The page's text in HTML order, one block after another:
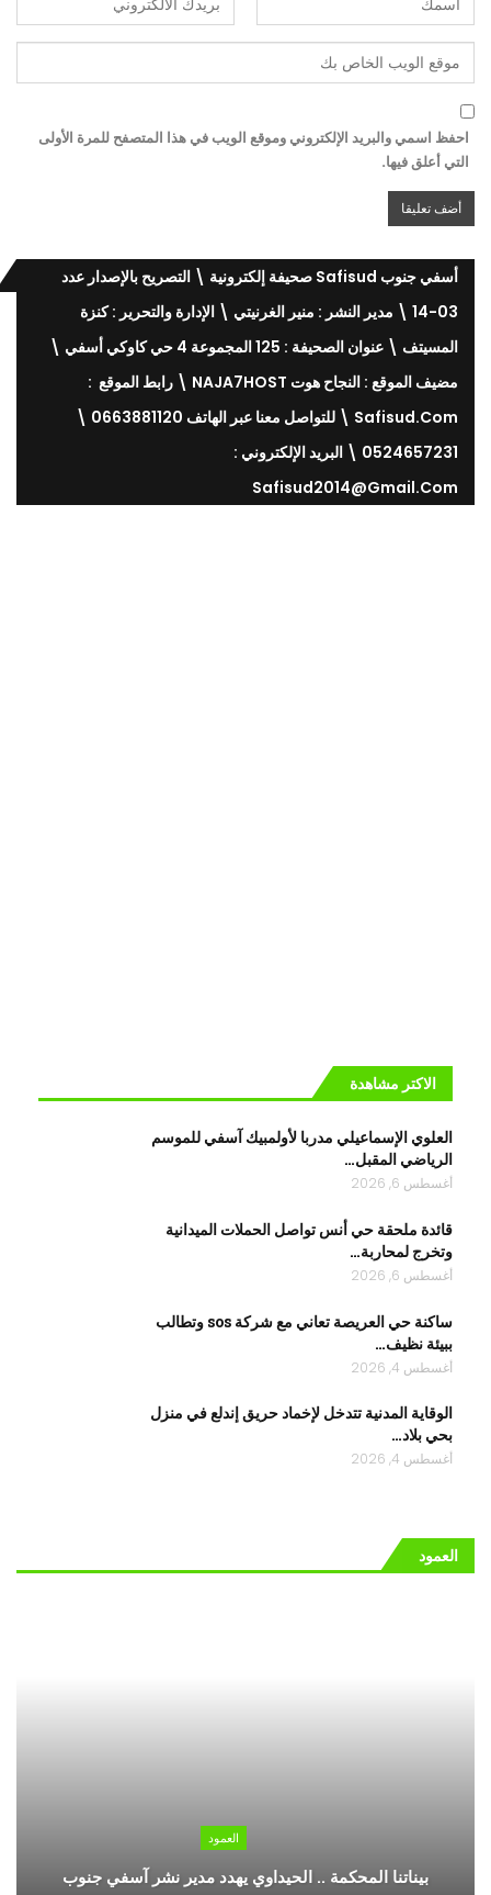
احفظ اسمي والبريد الإلكتروني وموقع الويب في هذا المتصفح للمرة الأولى
التي أعلق فيها.
أسفي جنوب Safisud صحيفة إلكترونية \ التصريح بالإصدار عدد
03-14 \ مدير النشر : منير الغرنيتي \ الإدارة والتحرير : كنزة
المسيتف \ عنوان الصحيفة : 125 المجموعة 4 حي كاوكي أسفي \
مضيف الموقع : النجاح هوت NAJA7HOST \ رابط الموقع :
Safisud.com \ للتواصل معنا عبر الهاتف 0663881120 \
0524657231 \ البريد الإلكتروني :
Safisud2014@gmail.com
الاكتر مشاهدة
العلوي الإسماعيلي مدربا لأولمبيك آسفي للموسم
الرياضي المقبل…
أغسطس 6, 2026
قائدة ملحقة حي أنس تواصل الحملات الميدانية
وتخرج لمحاربة…
أغسطس 6, 2026
ساكنة حي العريصة تعاني مع شركة sos وتطالب
ببيئة نظيف…
أغسطس 4, 2026
الوقاية المدنية تتدخل لإخماد حريق إندلع في منزل
بحي بلاد…
أغسطس 4, 2026
العمود
العمود
بيناتنا المحكمة .. الحيداوي يهدد مدير نشر آسفي جنوب